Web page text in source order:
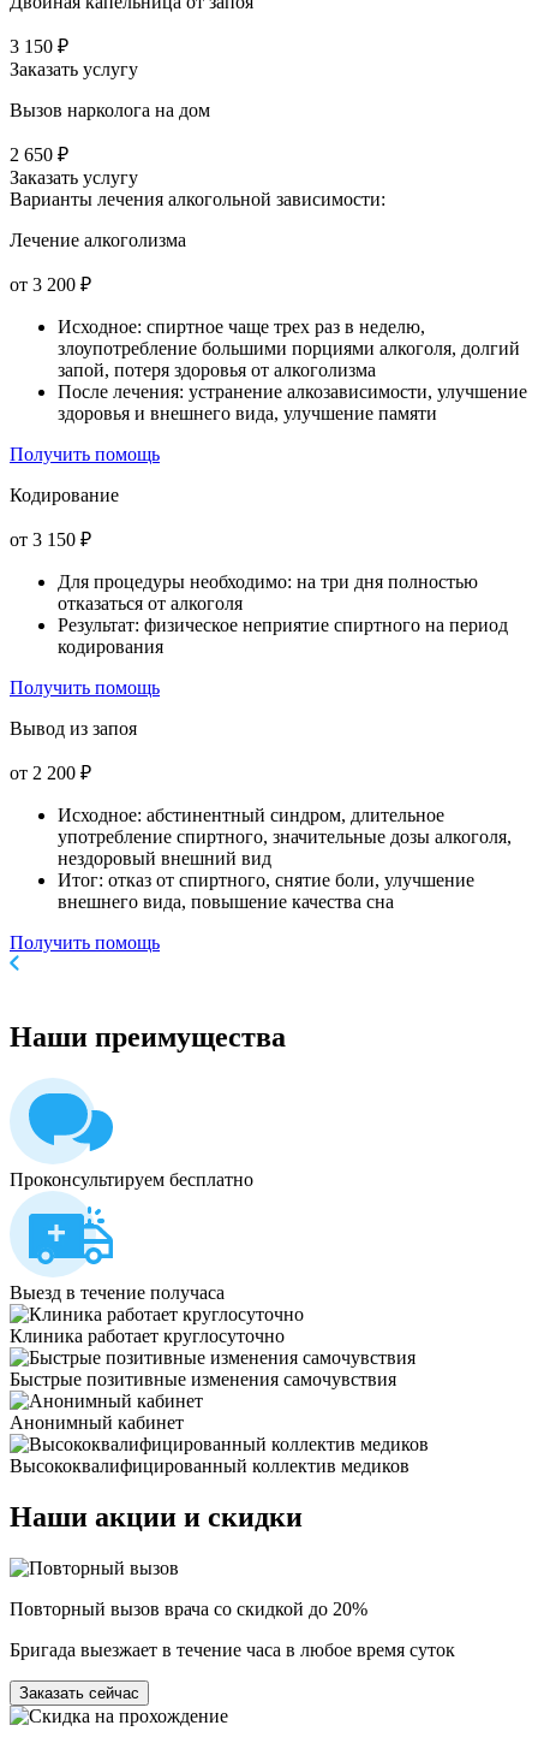
3 150 ₽
Заказать услугу
Вызов нарколога на дом
2 650 ₽
Заказать услугу
Варианты лечения алкогольной зависимости:
Лечение алкоголизма
от 3 200 ₽
Исходное: спиртное чаще трех раз в неделю,
злоупотребление большими порциями алкоголя, долгий
запой, потеря здоровья от алкоголизма
После лечения: устранение алкозависимости, улучшение
здоровья и внешнего вида, улучшение памяти
Получить помощь
Кодирование
от 3 150 ₽
Для процедуры необходимо: на три дня полностью
отказаться от алкоголя
Результат: физическое неприятие спиртного на период
кодирования
Получить помощь
Вывод из запоя
от 2 200 ₽
Исходное: абстинентный синдром, длительное
употребление спиртного, значительные дозы алкоголя,
нездоровый внешний вид
Итог: отказ от спиртного, снятие боли, улучшение
внешнего вида, повышение качества сна
Получить помощь
Наши преимущества
Проконсультируем бесплатно
Выезд в течение получаса
Клиника работает круглосуточно
Быстрые позитивные изменения самочувствия
Анонимный кабинет
Высококвалифицированный коллектив медиков
Наши акции и скидки
Повторный вызов врача со скидкой до 20%
Бригада выезжает в течение часа в любое время суток
Заказать сейчас